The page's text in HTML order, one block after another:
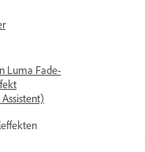
Luma Fade-